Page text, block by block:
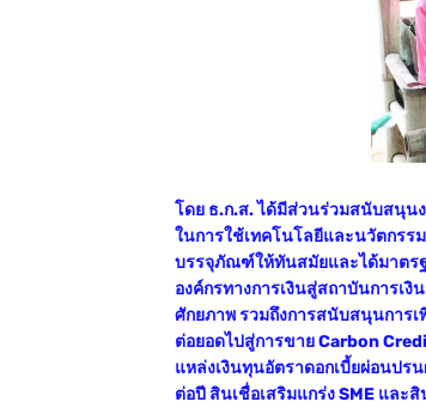
โดย ธ.ก.ส. ได้มีส่วนร่วมสนับสนุน
ในการใช้เทคโนโลยีและนวัตกร
บรรจุภัณฑ์ให้ทันสมัยและได้มาตรฐ
องค์กรทางการเงินสู่สถาบันการเ
ศักยภาพ รวมถึงการสนับสนุนการ
ต่อยอดไปสู่การขาย Carbon
แหล่งเงินทุนอัตราดอกเบี้ยผ่อนปร
ต่อปี สินเชื่อเสริมแกร่ง SME และ